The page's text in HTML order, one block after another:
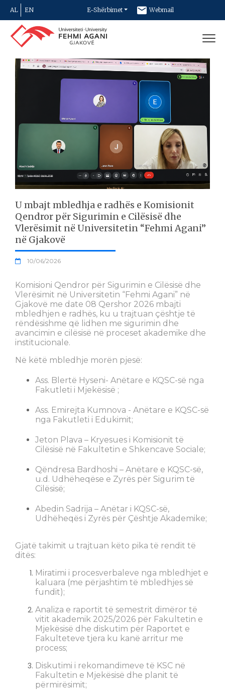
AL EN E-Shërbimet Webmail
Newsletter
U mbajt mbledhja e radhës e Komisionit
Qendror për Sigurimin e Cilësisë dhe
Vlerësimit në Universitetin “Fehmi Agani”
në Gjakovë
10/06/2026
Komisioni Qendror për Sigurimin e Cilësisë dhe
Vlerësimit në Universitetin “Fehmi Agani” në
Gjakovë me date 08 Qershor 2026 mbajti
mbledhjen e radhës, ku u trajtuan çështje të
rëndësishme që lidhen me sigurimin dhe
avancimin e cilësisë në proceset akademike dhe
institucionale.
Në këtë mbledhje morën pjesë:
Ass. Blertë Hyseni- Anëtare e KQSC-së nga
Fakutleti i Mjekësisë ;
Ass. Emirejta Kumnova - Anëtare e KQSC-së
nga Fakutleti i Edukimit;
Jeton Plava – Kryesues i Komisionit të
Cilësisë në Fakultetin e Shkencave Sociale;
Qëndresa Bardhoshi – Anëtare e KQSC-së,
u.d. Udhëheqëse e Zyrës për Sigurim të
Cilësisë;
Abedin Sadrija – Anëtar i KQSC-së,
Udhëheqës i Zyrës për Çështje Akademike;
Gjatë takimit u trajtuan këto pika të rendit të
ditës:
Miratimi i procesverbaleve nga mbledhjet e
kaluara (me përjashtim të mbledhjes së
fundit);
Analiza e raportit të semestrit dimëror të
vitit akademik 2025/2026 për Fakultetin e
Mjekësisë dhe diskutim për Raportet e
Fakulteteve tjera ku kanë arritur me
process;
Diskutimi i rekomandimeve të KSC në
Fakultetin e Mjekësisë dhe planit të
përmirësimit;